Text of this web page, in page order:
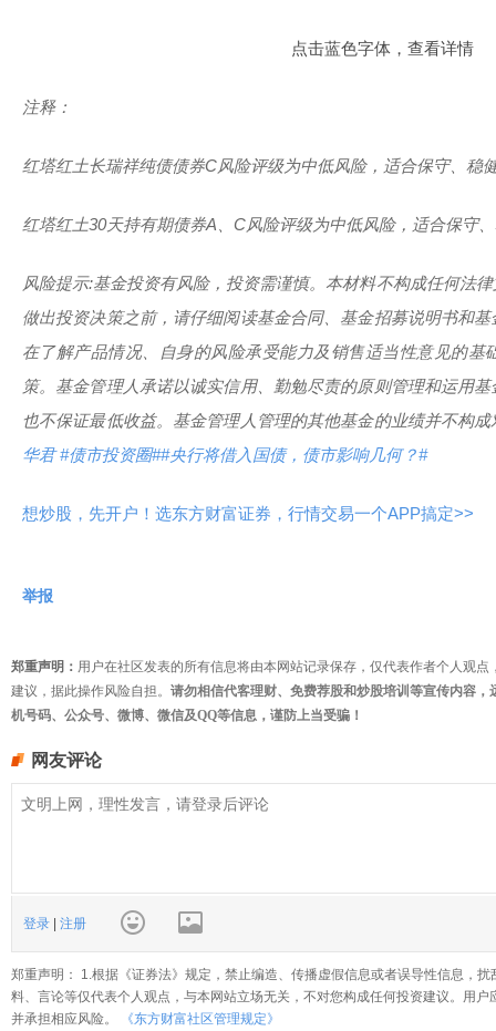
点击蓝色字体，查看详情
注释：
红塔红土长瑞祥纯债债券C风险评级为中低风险，适合保守、稳
红塔红土30天持有期债券A、C风险评级为中低风险，适合保守
风险提示:基金投资有风险，投资需谨慎。本材料不构成任何法
做出投资决策之前，请仔细阅读基金合同、基金招募说明书和
在了解产品情况、自身的风险承受能力及销售适当性意见的基
策。基金管理人承诺以诚实信用、勤勉尽责的原则管理和运用
也不保证最低收益。基金管理人管理的其他基金的业绩并不构
华君 #债市投资圈##央行将借入国债，债市影响几何？#
想炒股，先开户！选东方财富证券，行情交易一个APP搞定>>
举报
郑重声明： 用户在社区发表的所有信息将由本网站记录保存，仅代表作者个人观
建议，据此操作风险自担。 请勿相信代客理财、免费荐股和炒股培训等宣传内容
机号码、公众号、微博、微信及QQ等信息，谨防上当受骗！
网友评论
登录 注册
郑重声明： 1.根据《证券法》规定，禁止编造、传播虚假信息或者误导性信息，
料、言论等仅代表个人观点，与本网站立场无关，不对您构成任何投资建议。用
并承担相应风险。
《东方财富社区管理规定》